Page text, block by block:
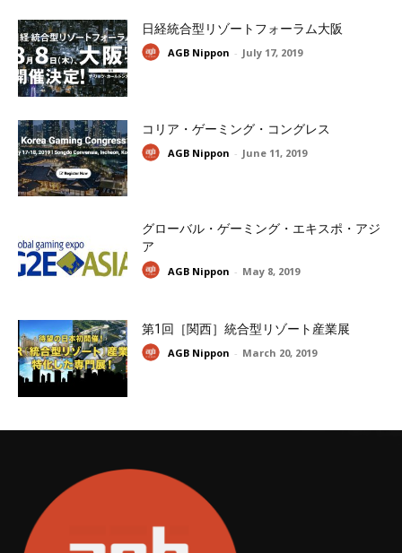
日経統合型リゾートフォーラム大阪
AGB Nippon - July 17, 2019
コリア・ゲーミング・コングレス
AGB Nippon - June 11, 2019
グローバル・ゲーミング・エキスポ・アジ
ア
AGB Nippon - May 8, 2019
第1回［関西］統合型リゾート産業展
AGB Nippon - March 20, 2019